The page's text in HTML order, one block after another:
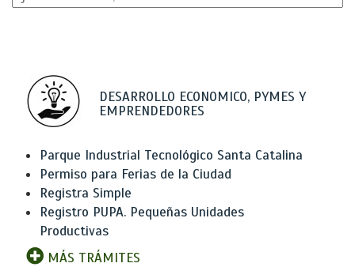
DESARROLLO ECONOMICO, PYMES Y
EMPRENDEDORES
Parque Industrial Tecnológico Santa Catalina
Permiso para Ferias de la Ciudad
Registra Simple
Registro PUPA. Pequeñas Unidades
Productivas
MÁS TRÁMITES